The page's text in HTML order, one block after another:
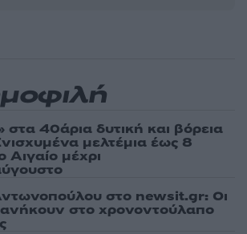
στα 40άρια δυτική και βόρεια
μελτέμια έως 8
μέχρι
στο newsit.gr: Οι
στο χρονοντούλαπο